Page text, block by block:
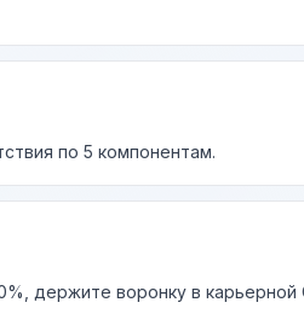
по 5 компонентам.
держите воронку в карьерной